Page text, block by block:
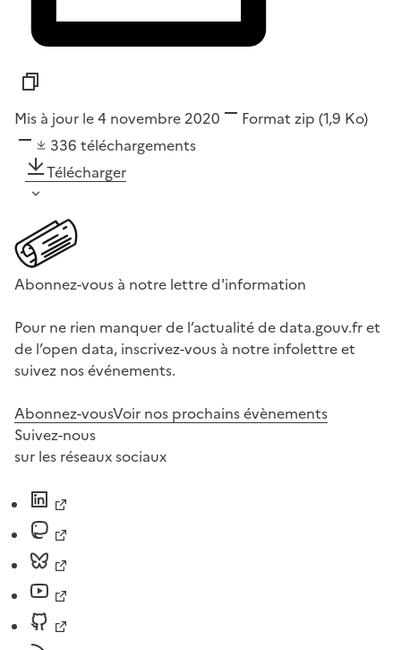
Mis à jour le 4 novembre 2020 Format zip (1,9 Ko)
336 téléchargements
Télécharger
Abonnez-vous à notre lettre d'information
Pour ne rien manquer de l’actualité de data.gouv.fr et
de l’open data, inscrivez-vous à notre infolettre et
suivez nos événements.
Abonnez-vousVoir nos prochains évènements
Suivez-nous
sur les réseaux sociaux